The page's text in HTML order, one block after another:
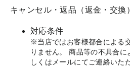
キャンセル・返品（返金・交換
対応条件
※当店ではお客様都合による
りません。 商品等の不具合
しくはメールにてご連絡いた